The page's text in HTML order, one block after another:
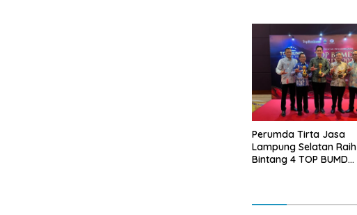
Perumda Tirta Jasa
Lampung Selatan Raih
Bintang 4 TOP BUMD